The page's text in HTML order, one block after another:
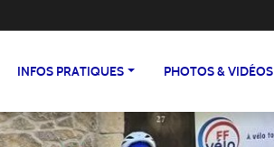
INFOS PRATIQUES PHOTOS & VIDÉOS